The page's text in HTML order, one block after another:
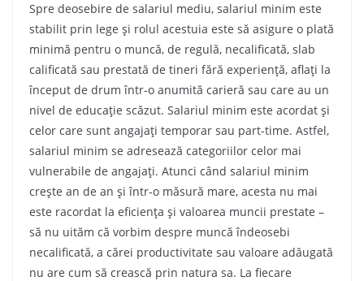
Spre deosebire de salariul mediu, salariul minim este
stabilit prin lege şi rolul acestuia este să asigure o plată
minimă pentru o muncă, de regulă, necalificată, slab
calificată sau prestată de tineri fără experienţă, aflaţi la
început de drum într-o anumită carieră sau care au un
nivel de educaţie scăzut. Salariul minim este acordat şi
celor care sunt angajaţi temporar sau part-time. Astfel,
salariul minim se adresează categoriilor celor mai
vulnerabile de angajaţi. Atunci când salariul minim
creşte an de an şi într-o măsură mare, acesta nu mai
este racordat la eficienţa şi valoarea muncii prestate –
să nu uităm că vorbim despre muncă îndeosebi
necalificată, a cărei productivitate sau valoare adăugată
nu are cum să crească prin natura sa. La fiecare